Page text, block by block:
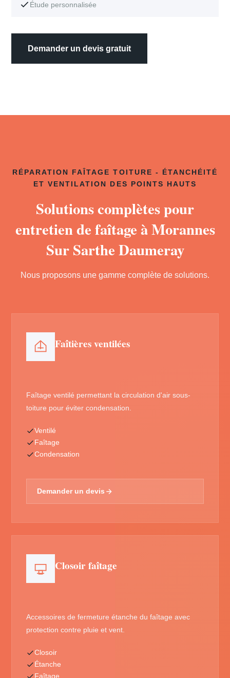
Étude personnalisée
Demander un devis gratuit
RÉPARATION FAÎTAGE TOITURE - ÉTANCHÉITÉ
ET VENTILATION DES POINTS HAUTS
Solutions complètes pour
entretien de faîtage à Morannes
Sur Sarthe Daumeray
Nous proposons une gamme complète de solutions.
Faîtières ventilées
Faîtage ventilé permettant la circulation d'air sous-
toiture pour éviter condensation.
Ventilé
Faîtage
Condensation
Demander un devis
Closoir faîtage
Accessoires de fermeture étanche du faîtage avec
protection contre pluie et vent.
Closoir
Étanche
Faîtage